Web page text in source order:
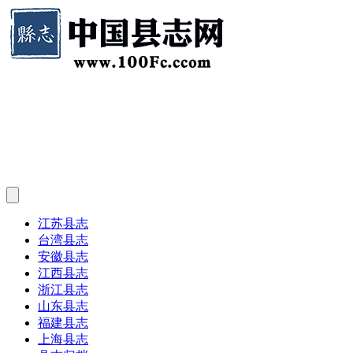
江苏县志
台湾县志
安徽县志
江西县志
浙江县志
山东县志
福建县志
上海县志